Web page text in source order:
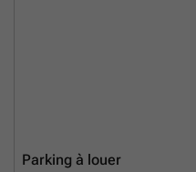
Parking à louer